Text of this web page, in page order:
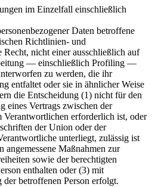
im Einzelfall einschließlich
Daten betroffene
Richtlinien- und
Recht, nicht einer ausschließlich auf
— einschließlich Profiling —
zu werden, die ihr
entfaltet oder sie in ähnlicher Weise
die Entscheidung (1) nicht für den
eines Vertrags zwischen der
Verantwortlichen erforderlich ist, oder
der Union oder der
unterliegt, zulässig ist
angemessene Maßnahmen zur
sowie der berechtigten
enthalten oder (3) mit
betroffenen Person erfolgt.